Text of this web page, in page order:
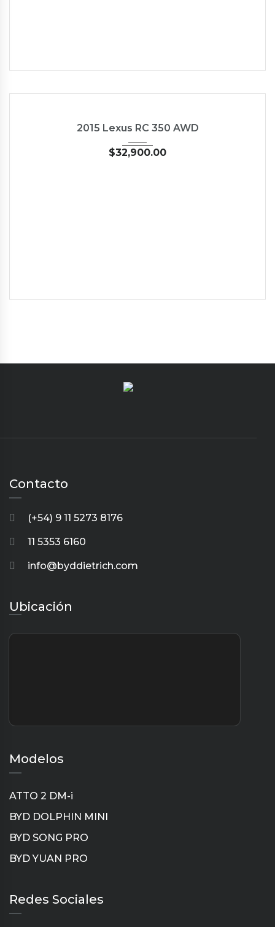
2015 Lexus RC 350 AWD
$32,900.00
Contacto
(+54) 9 11 5273 8176
11 5353 6160
info@byddietrich.com
Ubicación
Modelos
ATTO 2 DM-i
BYD DOLPHIN MINI
BYD SONG PRO
BYD YUAN PRO
Redes Sociales
Instagram
TikTok
YouTube
LinkedIn